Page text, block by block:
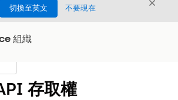
切換至英文 不要現在 結束
組織
存取權